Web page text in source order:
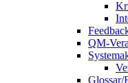
QM-
Glossar/